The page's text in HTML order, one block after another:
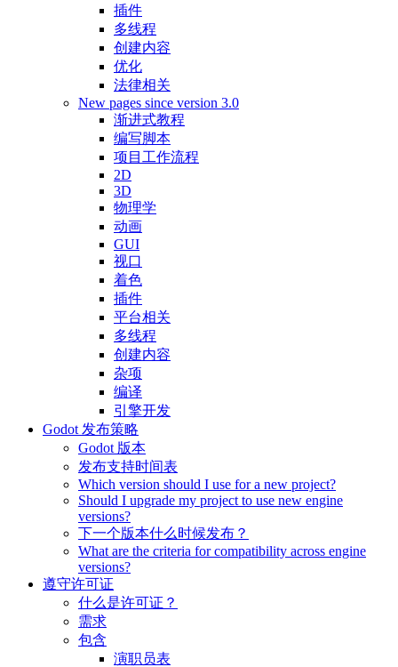
插件
多线程
创建内容
优化
法律相关
New pages since version 3.0
渐进式教程
编写脚本
项目工作流程
2D
3D
物理学
动画
GUI
视口
着色
插件
平台相关
多线程
创建内容
杂项
编译
引擎开发
Godot 发布策略
Godot 版本
发布支持时间表
Which version should I use for a new project?
Should I upgrade my project to use new engine
versions?
下一个版本什么时候发布？
What are the criteria for compatibility across engine
versions?
遵守许可证
什么是许可证？
需求
包含
演职员表